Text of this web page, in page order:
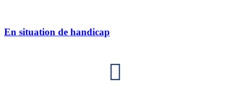
En situation de handicap